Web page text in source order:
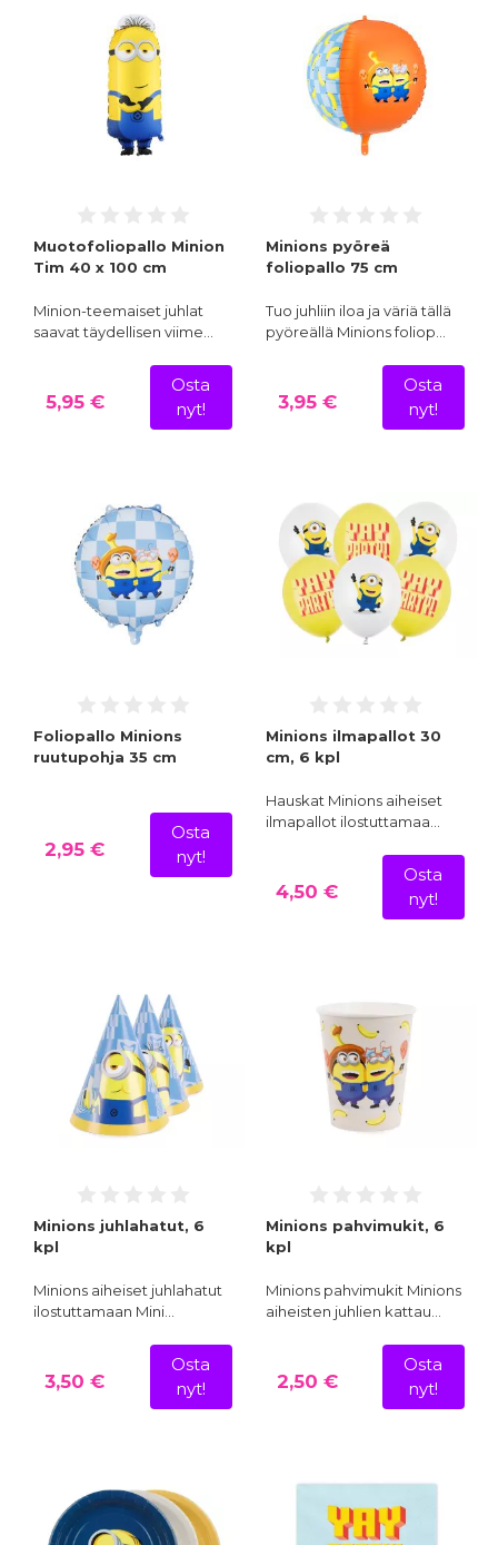
Muotofoliopallo Minion
Tim 40 x 100 cm
Minion-teemaiset juhlat
saavat täydellisen viime…
5,95 €
Osta
nyt!
Minions pyöreä
foliopallo 75 cm
Tuo juhliin iloa ja väriä tällä
pyöreällä Minions foliop…
3,95 €
Osta
nyt!
Foliopallo Minions
ruutupohja 35 cm
2,95 €
Osta
nyt!
Minions ilmapallot 30
cm, 6 kpl
Hauskat Minions aiheiset
ilmapallot ilostuttamaa…
4,50 €
Osta
nyt!
Minions juhlahatut, 6
kpl
Minions aiheiset juhlahatut
ilostuttamaan Mini…
3,50 €
Osta
nyt!
Minions pahvimukit, 6
kpl
Minions pahvimukit Minions
aiheisten juhlien kattau…
2,50 €
Osta
nyt!